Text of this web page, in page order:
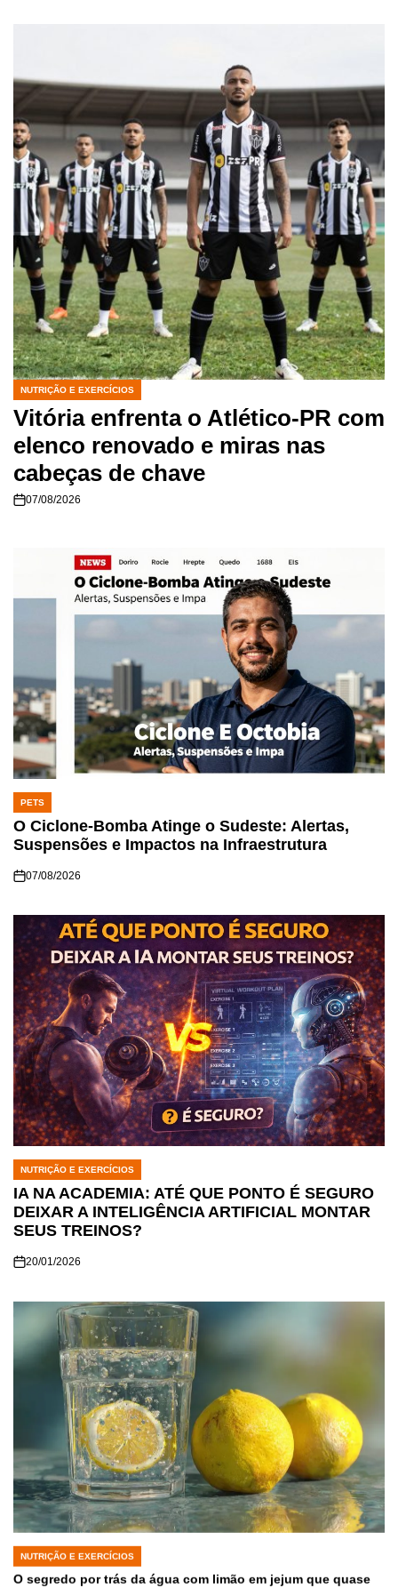
POSTED
IN
NUTRIÇÃO E EXERCÍCIOS
Vitória enfrenta o Atlético-PR com
elenco renovado e miras nas
cabeças de chave
07/08/2026
POSTED
IN
PETS
O Ciclone-Bomba Atinge o Sudeste: Alertas,
Suspensões e Impactos na Infraestrutura
07/08/2026
POSTED
IN
NUTRIÇÃO E EXERCÍCIOS
IA NA ACADEMIA: ATÉ QUE PONTO É SEGURO
DEIXAR A INTELIGÊNCIA ARTIFICIAL MONTAR
SEUS TREINOS?
20/01/2026
POSTED
IN
NUTRIÇÃO E EXERCÍCIOS
O segredo por trás da água com limão em jejum que quase